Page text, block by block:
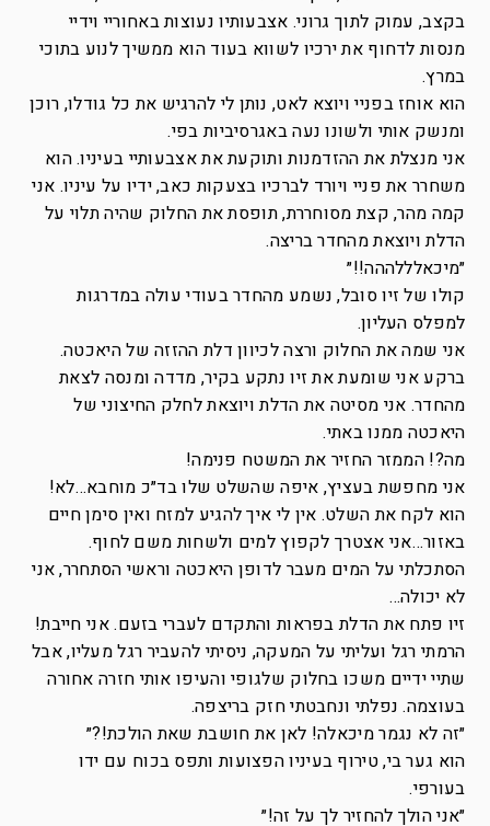
בקצב, עמוק לתוך גרוני. אצבעותיו נעוצות באחוריי וידיי
מנסות לדחוף את ירכיו לשווא בעוד הוא ממשיך לנוע בתוכי
במרץ.
הוא אוחז בפניי ויוצא לאט, נותן לי להרגיש את כל גודלו, רוכן
ומנשק אותי ולשונו נעה באגרסיביות בפי.
אני מנצלת את ההזדמנות ותוקעת את אצבעותיי בעיניו. הוא
משחרר את פניי ויורד לברכיו בצעקות כאב, ידיו על עיניו. אני
קמה מהר, קצת מסוחררת, תופסת את החלוק שהיה תלוי על
הדלת ויוצאת מהחדר בריצה.
״מיכאלללההה!!״
קולו של זיו סובל, נשמע מהחדר בעודי עולה במדרגות
למפלס העליון.
אני שמה את החלוק ורצה לכיוון דלת ההזזה של היאכטה.
ברקע אני שומעת את זיו נתקע בקיר, מדדה ומנסה לצאת
מהחדר. אני מסיטה את הדלת ויוצאת לחלק החיצוני של
היאכטה ממנו באתי.
מה?! הממזר החזיר את המשטח פנימה!
אני מחפשת בעציץ, איפה שהשלט שלו בד״כ מוחבא…לא!
הוא לקח את השלט. אין לי איך להגיע למזח ואין סימן חיים
באזור…אני אצטרך לקפוץ למים ולשחות משם לחוף.
הסתכלתי על המים מעבר לדופן היאכטה וראשי הסתחרר, אני
לא יכולה…
זיו פתח את הדלת בפראות והתקדם לעברי בזעם. אני חייבת!
הרמתי רגל ועליתי על המעקה, ניסיתי להעביר רגל מעליו, אבל
שתיי ידיים משכו בחלוק שלגופי והעיפו אותי חזרה אחורה
בעוצמה. נפלתי ונחבטתי חזק בריצפה.
״זה לא נגמר מיכאלה! לאן את חושבת שאת הולכת!?״
הוא גער בי, טירוף בעיניו הפצועות ותפס בכוח עם ידו
בעורפי.
״אני הולך להחזיר לך על זה!״